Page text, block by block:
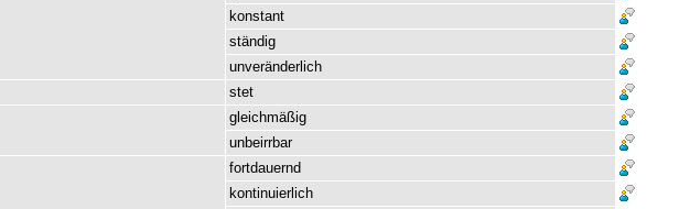
konstant
ständig
unveränderlich
stet
gleichmäßig
unbeirrbar
fortdauernd
kontinuierlich